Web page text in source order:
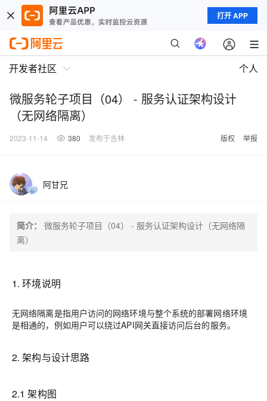
打开 APP
开发者社区 个人
微服务轮子项目（04） - 服务认证架构设计
（无网络隔离）
2023-11-14 380 发布于吉林 版权 举报
阿甘兄
简介：
微服务轮子项目（04） - 服务认证架构设计（无网络隔
离）
1. 环境说明
无网络隔离是指用户访问的网络环境与整个系统的部署网络环境
是相通的，例如用户可以绕过API网关直接访问后台的服务。
2. 架构与设计思路
2.1 架构图